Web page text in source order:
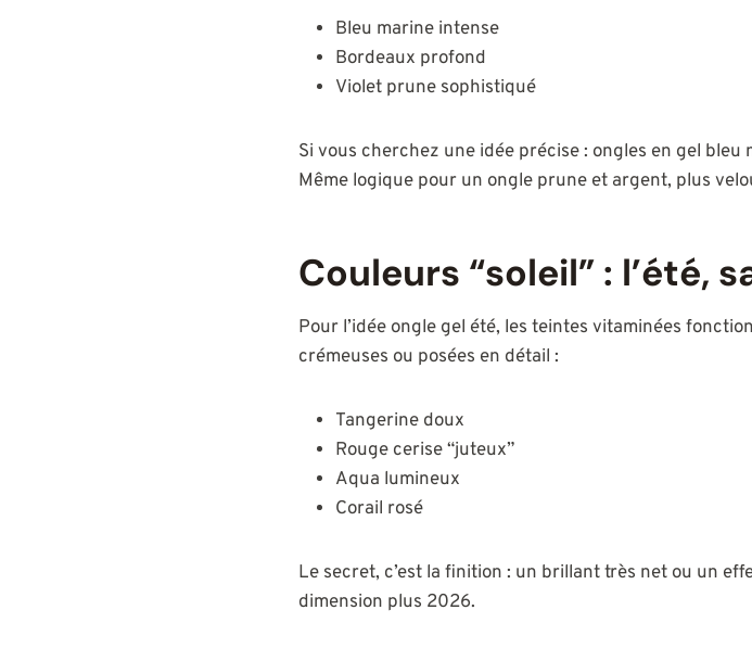
Bleu marine intense
Bordeaux profond
Violet prune sophistiqué
Si vous cherchez une idée précise : ongles en gel bleu
Même logique pour un ongle prune et argent, plus
Couleurs “soleil” : l’été,
Pour l’idée ongle gel été, les teintes vitaminées
crémeuses ou posées en détail :
Tangerine doux
Rouge cerise “juteux”
Aqua lumineux
Corail rosé
Le secret, c’est la finition : un brillant très net ou un
dimension plus 2026.